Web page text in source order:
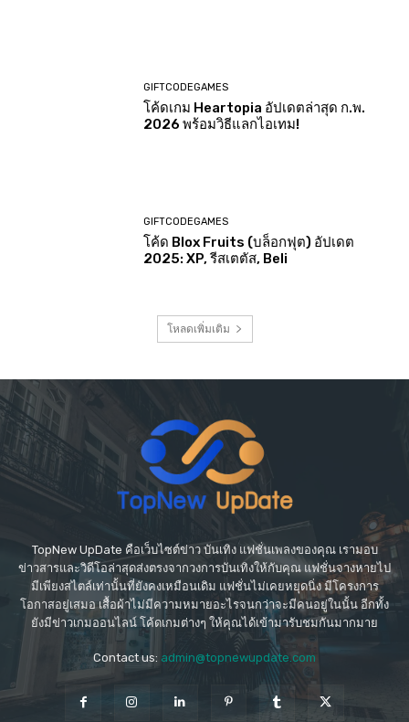
GIFTCODEGAMES
โค้ดเกม Heartopia อัปเดตล่าสุด ก.พ.
2026 พร้อมวิธีแลกไอเทม!
GIFTCODEGAMES
โค้ด Blox Fruits (บล็อกฟุต) อัปเดต
2025: XP, รีสเตตัส, Beli
โหลดเพิ่มเติม
TopNew UpDate คือเว็บไซต์ข่าว บันเทิง แฟชั่นเพลงของคุณ เรามอบ
ข่าวสารและวิดีโอล่าสุดส่งตรงจากวงการบันเทิงให้กับคุณ แฟชั่นจางหายไป
มีเพียงสไตล์เท่านั้นที่ยังคงเหมือนเดิม แฟชั่นไม่เคยหยุดนิ่ง มีโครงการ
โอกาสอยู่เสมอ เสื้อผ้าไม่มีความหมายอะไรจนกว่าจะมีคนอยู่ในนั้น อีกทั้ง
ยังมีข่าวเกมออนไลน์ โค้ดเกมต่างๆ ให้คุณได้เข้ามารับชมกันมากมาย
Contact us: admin@topnewupdate.com